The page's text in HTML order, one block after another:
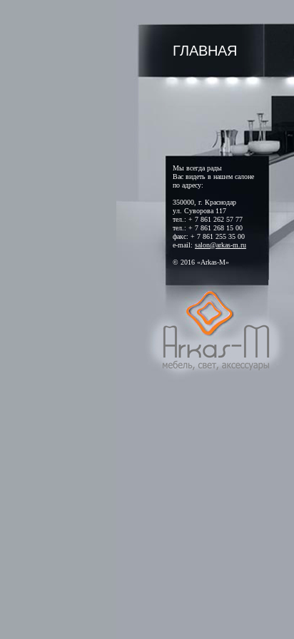
Мы всегда рады
Вас видеть в нашем салоне
по адресу:
350000, г. Краснодар
ул. Суворова 117
тел.: + 7 861 262 57 77
тел.: + 7 861 268 15 00
факс: + 7 861 255 35 00
e-mail: salon@arkas-m.ru
© 2016 «Arkas-M»
ГЛАВНАЯ